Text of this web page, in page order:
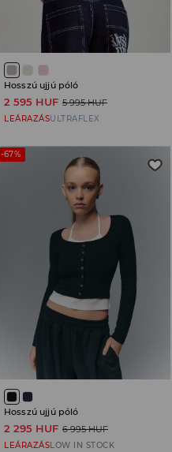
Hosszú ujjú póló
2 595 HUF 5 995 HUF
LEÁRAZÁSULTRAFLEX
-67%
Hosszú ujjú póló
2 295 HUF 6 995 HUF
LEÁRAZÁSLOW IN STOCK